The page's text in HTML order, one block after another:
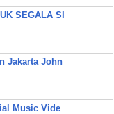
SEGALA SI
Jakarta John
Music Vide